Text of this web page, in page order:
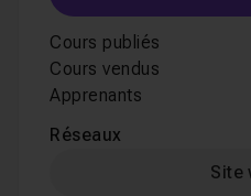
Cours publiés
Cours vendus
Apprenants
Réseaux
Site